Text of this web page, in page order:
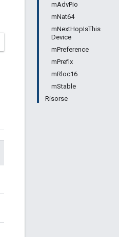
mAdvPio
mNat64
mNextHopIsThis
Device
mPreference
mPrefix
mRloc16
mStable
Risorse